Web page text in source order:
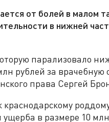
от болей в малом
в нижней
парализовало
рублей за врачебную
права Сергей
краснодарскому
в размере 10